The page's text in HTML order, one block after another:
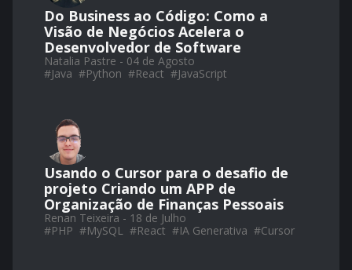
Do Business ao Código: Como a
Visão de Negócios Acelera o
Desenvolvedor de Software
Natalia Pastre - 04 de Agosto
#Java #Python #React #JavaScript
Usando o Cursor para o desafio de
projeto Criando um APP de
Organização de Finanças Pessoais
Renan Teixeira - 18 de Julho
#PHP #MySQL #React #IA Generativa #Cursor